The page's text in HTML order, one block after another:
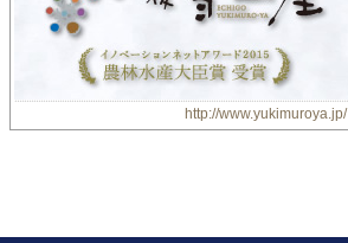
http://www.yukimuroya.jp/